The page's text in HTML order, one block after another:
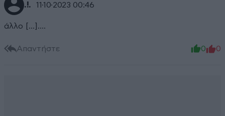
.!. 11·10·2023 00:46
άλλο [...]….
Απαντήστε 0 0